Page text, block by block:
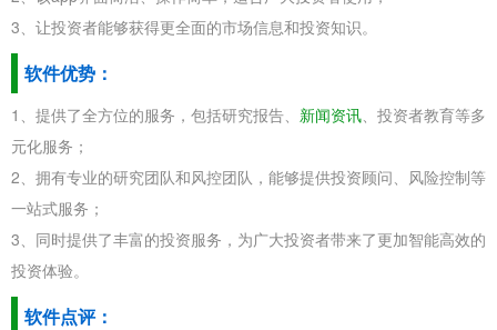
3、让投资者能够获得更全面的市场信息和投资知识。
软件优势：
1、提供了全方位的服务，包括研究报告、 新闻资讯、投资者教育等多
元化服务；
2、拥有专业的研究团队和风控团队，能够提供投资顾问、风险控制等
一站式服务；
3、同时提供了丰富的投资服务，为广大投资者带来了更加智能高效的
投资体验。
软件点评：